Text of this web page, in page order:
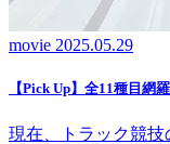
movie 2025.05.29
【Pick Up】全11種目網
現在、トラック競技